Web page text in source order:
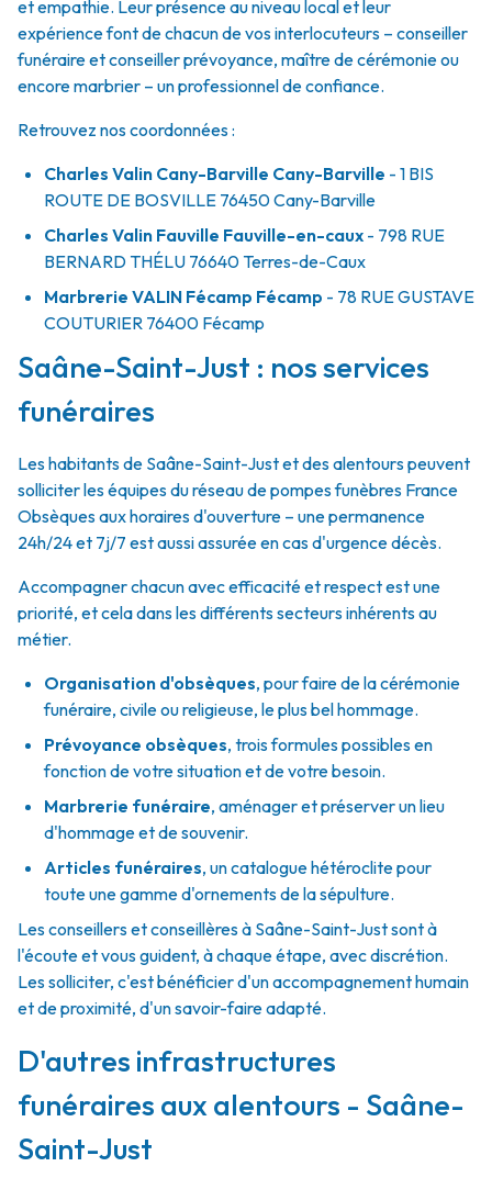
et empathie. Leur présence au niveau local et leur
expérience font de chacun de vos interlocuteurs – conseiller
funéraire et conseiller prévoyance, maître de cérémonie ou
encore marbrier – un professionnel de confiance.
Retrouvez nos coordonnées :
Charles Valin Cany-Barville Cany-Barville - 1 BIS
ROUTE DE BOSVILLE 76450Cany-Barville
Charles Valin Fauville Fauville-en-caux - 798 RUE
BERNARD THÉLU 76640 Terres-de-Caux
Marbrerie VALIN Fécamp Fécamp - 78 RUE GUSTAVE
COUTURIER 76400 Fécamp
Saâne-Saint-Just : nos services
funéraires
Les habitants de Saâne-Saint-Just et des alentours peuvent
solliciter les équipes du réseau de pompes funèbres France
Obsèques aux horaires d'ouverture – une permanence
24h/24 et 7j/7 est aussi assurée en cas d'urgence décès.
Accompagner chacun avec efficacité et respect est une
priorité, et cela dans les différents secteurs inhérents au
métier.
Organisation d'obsèques, pour faire de la cérémonie
funéraire, civile ou religieuse, le plus bel hommage.
Prévoyance obsèques, trois formules possibles en
fonction de votre situation et de votre besoin.
Marbrerie funéraire, aménager et préserver un lieu
d'hommage et de souvenir.
Articles funéraires, un catalogue hétéroclite pour
toute une gamme d'ornements de la sépulture.
Les conseillers et conseillères à Saâne-Saint-Just sont à
l'écoute et vous guident, à chaque étape, avec discrétion.
Les solliciter, c'est bénéficier d'un accompagnement humain
et de proximité, d'un savoir-faire adapté.
D'autres infrastructures
funéraires aux alentours - Saâne-
Saint-Just